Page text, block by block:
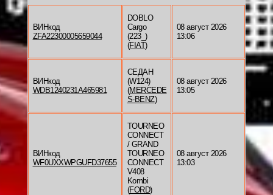
ВИНкод
ZFA22300005659044
DOBLO
Cargo
(223_)
(FIAT)
08 август 2026
13:06
ВИНкод
WDB1240231A465981
СЕДАН
(W124)
(MERCEDE
S-BENZ)
08 август 2026
13:05
ВИНкод
WF0UXXWPGUFD37655
TOURNEO
CONNECT
/ GRAND
TOURNEO
CONNECT
V408
Kombi
(FORD)
08 август 2026
13:03